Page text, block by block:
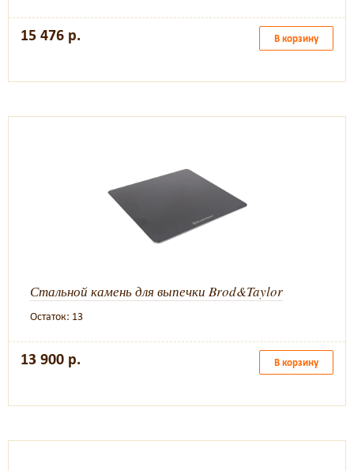
15 476 р. В корзину
Стальной камень для выпечки Brod&Taylor
Остаток: 13
13 900 р. В корзину